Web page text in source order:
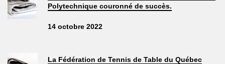
Polytechnique couronné de succès.
14 octobre 2022
La Fédération de Tennis de Table du Québec